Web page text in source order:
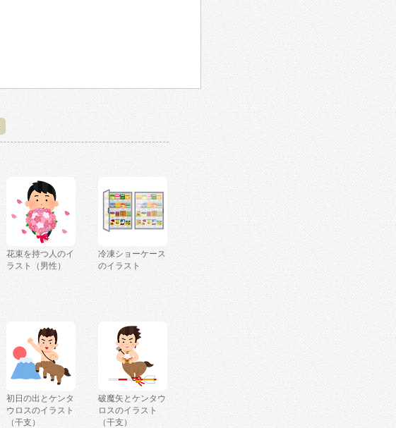
花束を持つ人のイ
ラスト（男性）
冷凍ショーケース
のイラスト
初日の出とケンタ
ウロスのイラスト
（干支）
破魔矢とケンタウ
ロスのイラスト
（干支）